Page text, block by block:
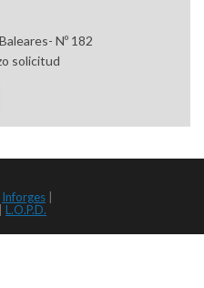
Nº 182
solicitud
Inforges
L.O.P.D.